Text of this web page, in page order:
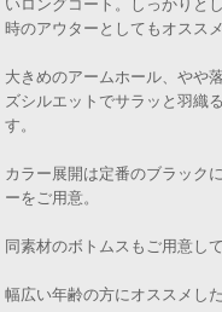
いロングコート。しっかりと
時のアウターとしてもオススメ
大きめのアームホール、やや
ズシルエットでサラッと羽織
す。
カラー展開は定番のブラック
ーをご用意。
同素材のボトムスもご用意し
幅広い年齢の方にオススメし